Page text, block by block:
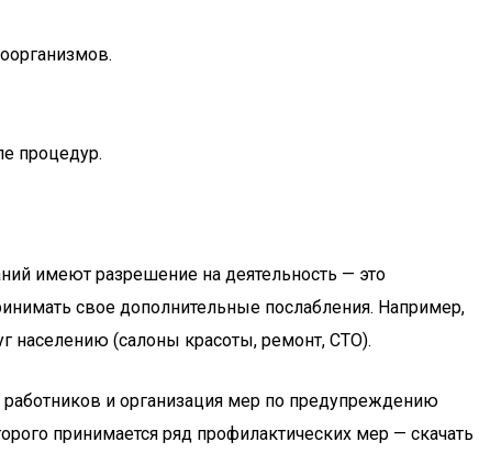
процедур.
имеют разрешение на деятельность — это
свое дополнительные послабления. Например,
населению (салоны красоты, ремонт, СТО).
работников и организация мер по предупреждению
принимается ряд профилактических мер — скачать